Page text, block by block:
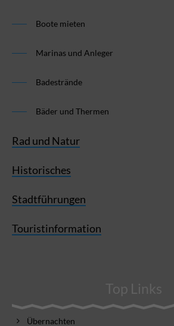
Boote mieten
Marinas und Anleger
Badestrände
Bäder und Thermen
Rad und Natur
Historisches
Stadtführungen
Touristinformation
Top Links
Übernachten